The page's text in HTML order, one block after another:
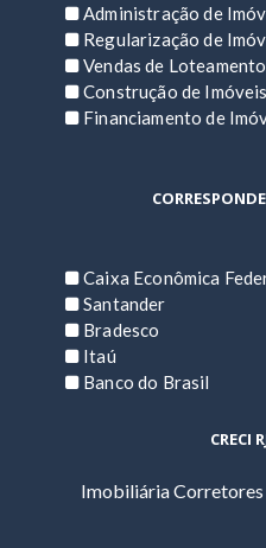
Administração de
Regularização de
Vendas de
Construção de Imóveis
Financiamento de
Caixa Econômica
Santander
Bradesco
Itaú
Banco do Brasil
CRECI
Imobiliária Corretores